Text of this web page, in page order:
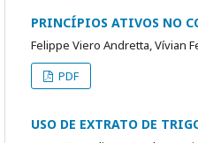
PRINCÍPIOS ATIVOS NO
Felippe Viero Andretta, Vívian
PDF
USO DE EXTRATO DE